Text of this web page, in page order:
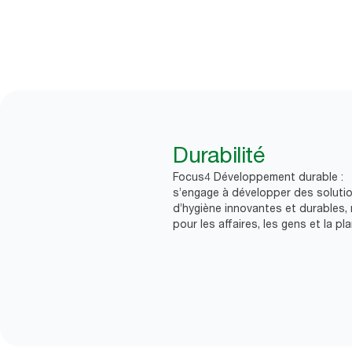
Durabilité
Focus4 Développement durable :
s’engage à développer des
d’hygiène innovantes et durables,
pour les affaires, les gens et la